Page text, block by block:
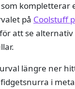
kompletterar
på Coolstuff
att se alternativ
längre ner
i